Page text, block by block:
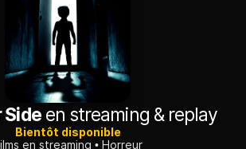
Sideen streaming & replay
Bientôt disponible
en streaming
Horreur